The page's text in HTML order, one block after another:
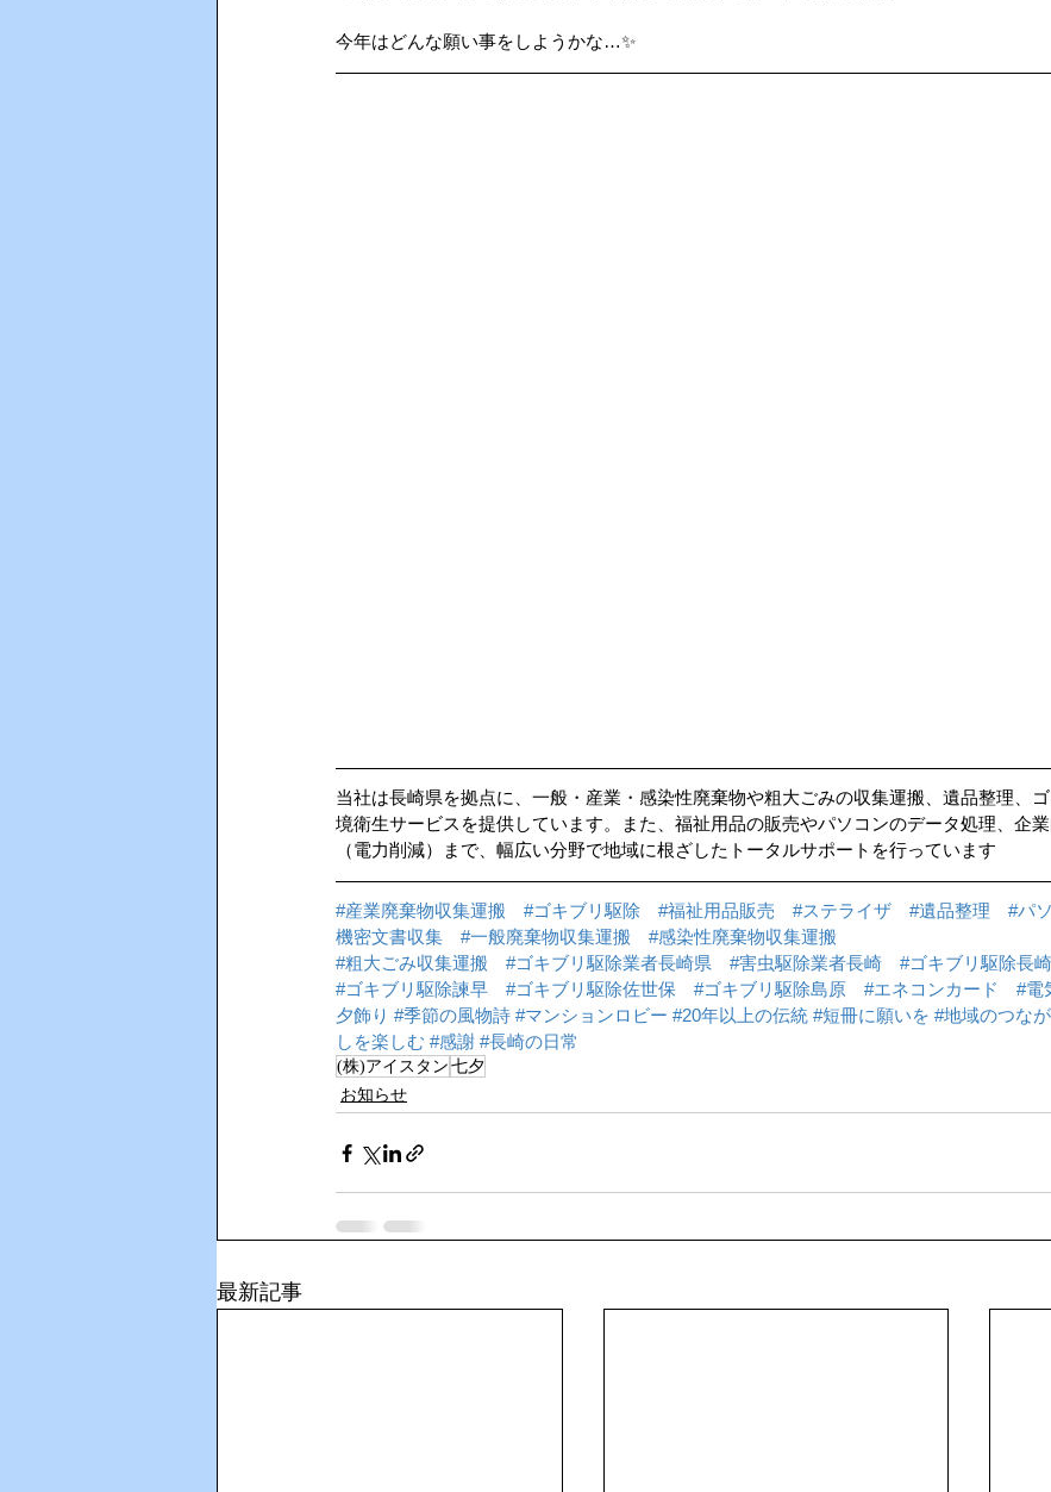
今年はどんな願い事をしようかな…✨
当社は長崎県を拠点に、一般・産業・感染性廃棄物や粗大ごみの収集運搬、遺品整理、
境衛生サービスを提供しています。また、福祉用品の販売やパソコンのデータ処理、企
（電力削減）まで、幅広い分野で地域に根ざしたトータルサポートを行っています
#産業廃棄物収集運搬 #ゴキブリ駆除 #福祉用品販売 #ステライザ #遺品整理 #パ
機密文書収集
#一般廃棄物収集運搬
#感染性廃棄物収集運搬
#粗大ごみ収集運搬
#ゴキブリ駆除業者長崎県 #害虫駆除業者長崎
#ゴキブリ駆除長崎
#ゴキブリ駆除諫早
#ゴキブリ駆除佐世保 #ゴキブリ駆除島原 #エネコンカード #電
夕飾り #季節の風物詩 #マンションロビー #20年以上の伝統 #短冊に願いを #地域のつな
しを楽しむ #感謝 #長崎の日常
(株)アイスタン 七夕
お知らせ
最新記事